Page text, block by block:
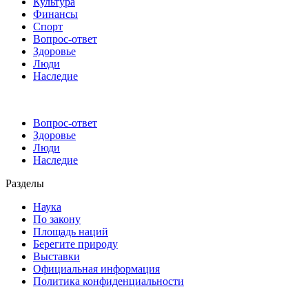
Финансы
Спорт
Вопрос-ответ
Здоровье
Люди
Наследие
Вопрос-ответ
Здоровье
Люди
Наследие
Разделы
Наука
По закону
Площадь наций
Берегите природу
Выставки
Официальная информация
Политика конфиденциальности